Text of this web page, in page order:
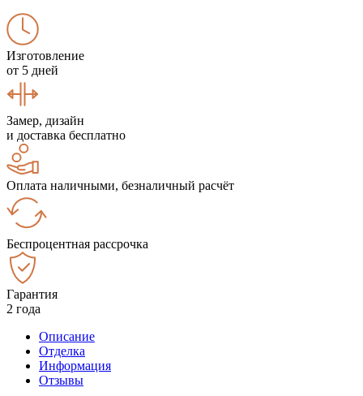
Изготовление
от 5 дней
Замер, дизайн
и доставка бесплатно
Оплата наличными, безналичный расчёт
Беспроцентная рассрочка
Гарантия
2 года
Описание
Отделка
Информация
Отзывы